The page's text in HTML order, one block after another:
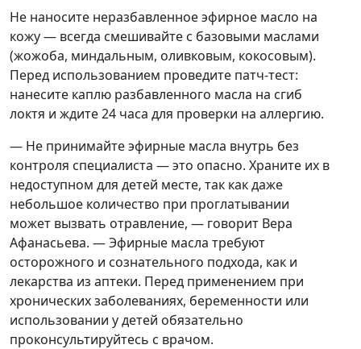
Не наносите неразбавленное эфирное масло на
кожу — всегда смешивайте с базовыми маслами
(жожоба, миндальным, оливковым, кокосовым).
Перед использованием проведите патч-тест:
нанесите каплю разбавленного масла на сгиб
локтя и ждите 24 часа для проверки на аллергию.
— Не принимайте эфирные масла внутрь без
контроля специалиста — это опасно. Храните их в
недоступном для детей месте, так как даже
небольшое количество при проглатывании
может вызвать отравление, — говорит Вера
Афанасьева. — Эфирные масла требуют
осторожного и сознательного подхода, как и
лекарства из аптеки. Перед применением при
хронических заболеваниях, беременности или
использовании у детей обязательно
проконсультируйтесь с врачом.